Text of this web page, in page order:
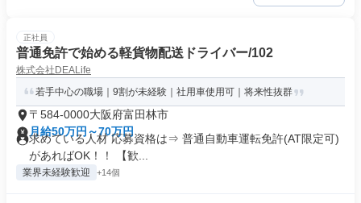
正社員
普通免許で始める軽貨物配送ドライバー/102
株式会社DEALife
若手中心の職場｜9割が未経験｜社用車使用可｜将来性抜群
〒584-0000大阪府富田林市
月給50万円～70万円
求めている人材 応募資格は⇒ 普通自動車運転免許(AT限定可)
があればOK！！ 【歓...
業界未経験歓迎 +14個